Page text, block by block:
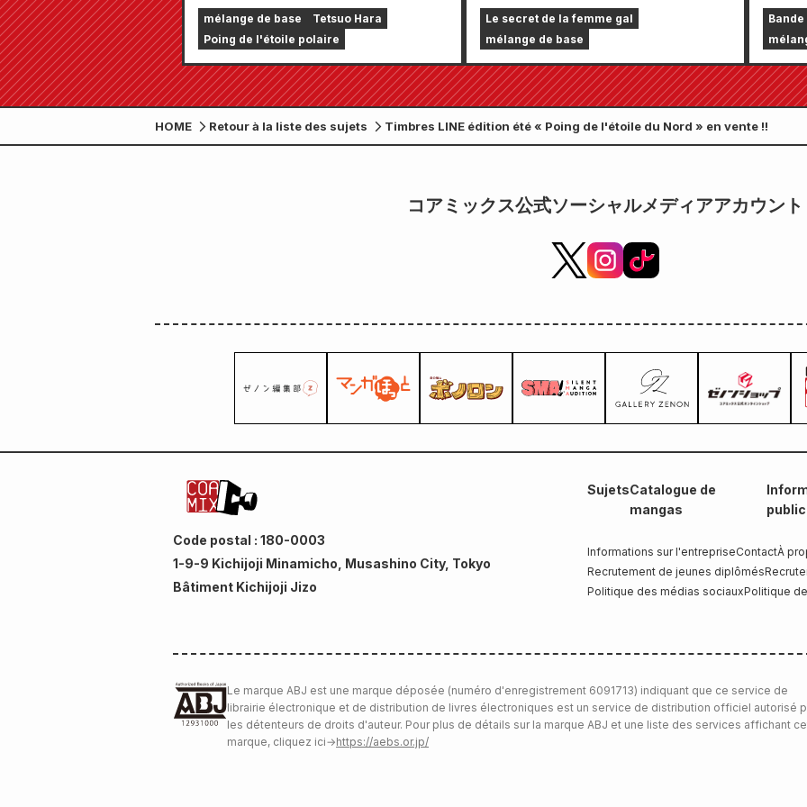
spéciale consacrée à « Ken le
Survivant » !!
mélange de base
Tetsuo Hara
Poing de l'étoile polaire
ouvertes pour l'édition limitée
comprenant un tapis de jeu
spécial orné d'une magnifique
illustration de Fuyuki Tojo
dessinée par Kudou ! Le tome 6
de « The Secret of the Gal
Le secret de la femme gal
mélange de base
un
le 24
HOME Retour à la liste des sujets Timbres LINE édition été « Poing de l'étoile du Nord » en vente !!
コアミックス公式ソーシャルメディアアカウント
Code postal : 180-0003
1-9-9 Kichijoji Minamicho, Musashino City, Tokyo
Bâtiment Kichijoji Jizo
SujetsCatalogue de
mangas
Informations sur l'entrepriseContactÀ
Recrutement de jeunes diplômés
Politique des médias sociauxPolitique
Le marque ABJ est une marque déposée (numéro d'enregistrement 6091713) indiquant que ce service de
librairie électronique et de distribution de livres électroniques est un service de distribution officiel autorisé
les détenteurs de droits d'auteur. Pour plus de détails sur la marque ABJ et une liste des services affichant
marque, cliquez ici→https://aebs.or.jp/